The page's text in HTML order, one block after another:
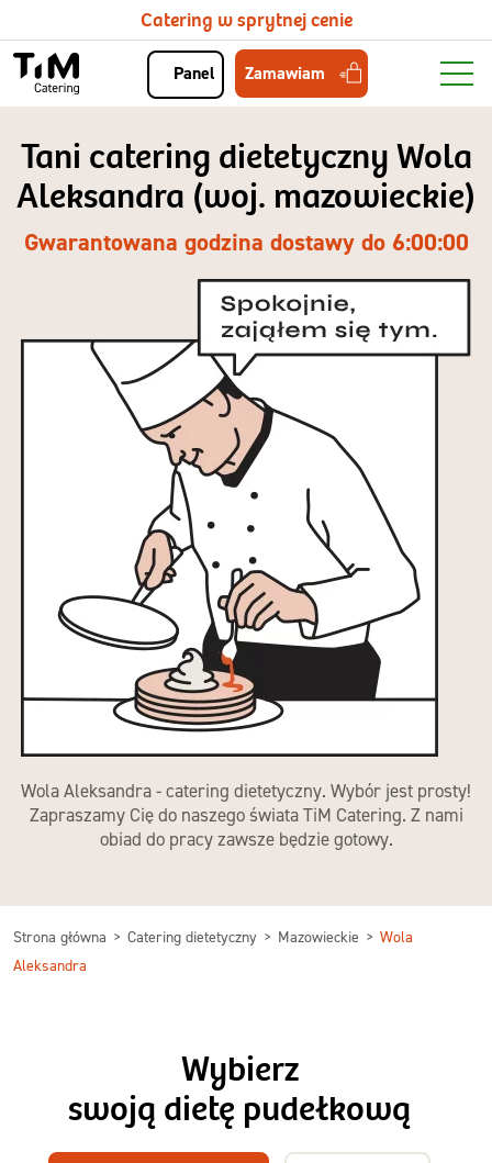
Catering w sprytnej cenie
Panel Zamawiam
Tani catering dietetyczny Wola
Aleksandra (woj. mazowieckie)
Gwarantowana godzina dostawy do 6:00:00
Wola Aleksandra - catering dietetyczny. Wybór jest prosty!
Zapraszamy Cię do naszego świata TiM Catering. Z nami
obiad do pracy zawsze będzie gotowy.
Strona główna Catering dietetyczny Mazowieckie
Wola
Aleksandra
Wybierz
swoją dietę pudełkową